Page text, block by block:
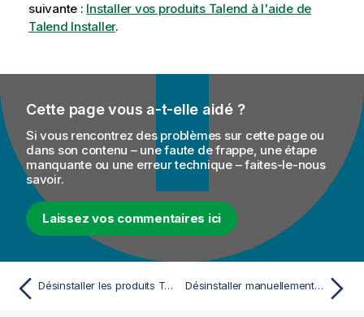
suivante : Installer vos produits Talend à l'aide de
Talend Installer.
Cette page vous a-t-elle aidé ?
Si vous rencontrez des problèmes sur cette page ou
dans son contenu – une faute de frappe, une étape
manquante ou une erreur technique – faites-le-nous
savoir.
Laissez vos commentaires ici
Désinstaller les produits Talend via le panneau de configuration Windows Désinstaller manuellement les produits Talend sous Windows